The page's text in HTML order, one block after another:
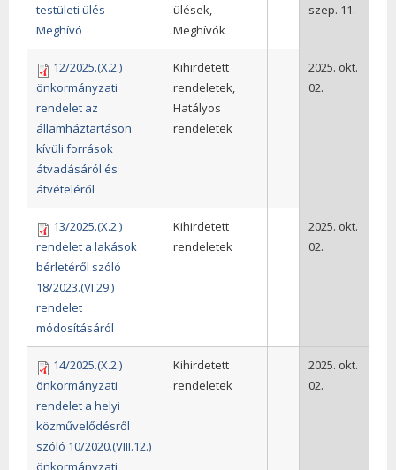
testületi ülés -
Meghívó
ülések,
Meghívók
szep. 11.
12/2025.(X.2.)
önkormányzati
rendelet az
államháztartáson
kívüli források
átvadásáról és
átvételéről
Kihirdetett
rendeletek,
Hatályos
rendeletek
2025. okt.
02.
13/2025.(X.2.)
rendelet a lakások
bérletéről szóló
18/2023.(VI.29.)
rendelet
módosításáról
Kihirdetett
rendeletek
2025. okt.
02.
14/2025.(X.2.)
önkormányzati
rendelet a helyi
közművelődésről
szóló 10/2020.(VIII.12.)
önkormányzati
Kihirdetett
rendeletek
2025. okt.
02.